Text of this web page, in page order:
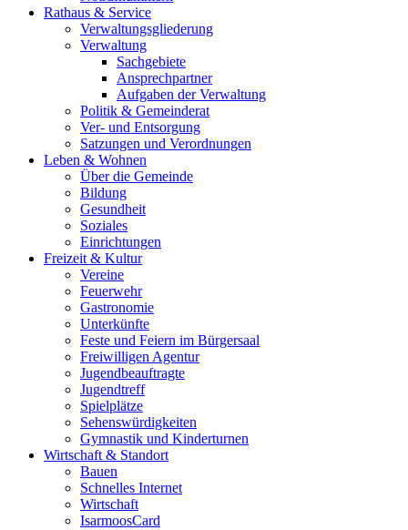
Rathaus & Service
Verwaltungsgliederung
Verwaltung
Sachgebiete
Ansprechpartner
Aufgaben der Verwaltung
Politik & Gemeinderat
Ver- und Entsorgung
Satzungen und Verordnungen
Leben & Wohnen
Über die Gemeinde
Bildung
Gesundheit
Soziales
Einrichtungen
Freizeit & Kultur
Vereine
Feuerwehr
Gastronomie
Unterkünfte
Feste und Feiern im Bürgersaal
Freiwilligen Agentur
Jugendbeauftragte
Jugendtreff
Spielplätze
Sehenswürdigkeiten
Gymnastik und Kinderturnen
Wirtschaft & Standort
Bauen
Schnelles Internet
Wirtschaft
IsarmoosCard